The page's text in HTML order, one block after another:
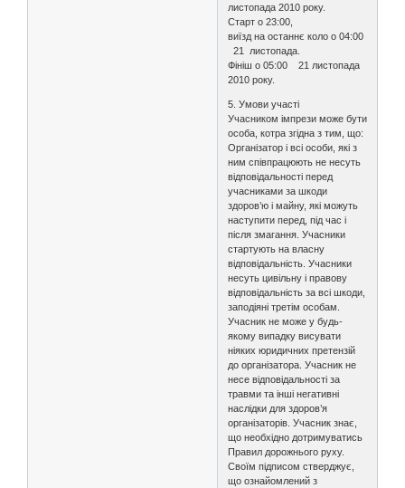
листопада 2010 року.
Старт о 23:00,
виїзд на останнє коло о 04:00
21 листопада.
Фініш о 05:00 21 листопада
2010 року.
5. Умови участі
Учасником імпрези може бути
особа, котра згідна з тим, що:
Організатор і всі особи, які з
ним співпрацюють не несуть
відповідальності перед
учасниками за шкоди
здоров’ю і майну, які можуть
наступити перед, під час і
після змагання. Учасники
стартують на власну
відповідальність. Учасники
несуть цивільну і правову
відповідальність за всі шкоди,
заподіяні третім особам.
Учасник не може у будь-
якому випадку висувати
ніяких юридичних претензій
до організатора. Учасник не
несе відповідальності за
травми та інші негативні
наслідки для здоров’я
організаторів. Учасник знає,
що необхідно дотримуватись
Правил дорожнього руху.
Своїм підписом стверджує,
що ознайомлений з